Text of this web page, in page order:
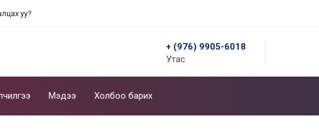
уу?
+ (976) 9905-6018
Утас
Мэдээ Холбоо барих